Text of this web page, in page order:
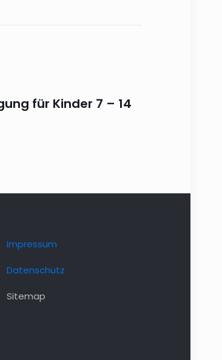
für Kinder 7 – 14
Impressum
Datenschutz
Sitemap